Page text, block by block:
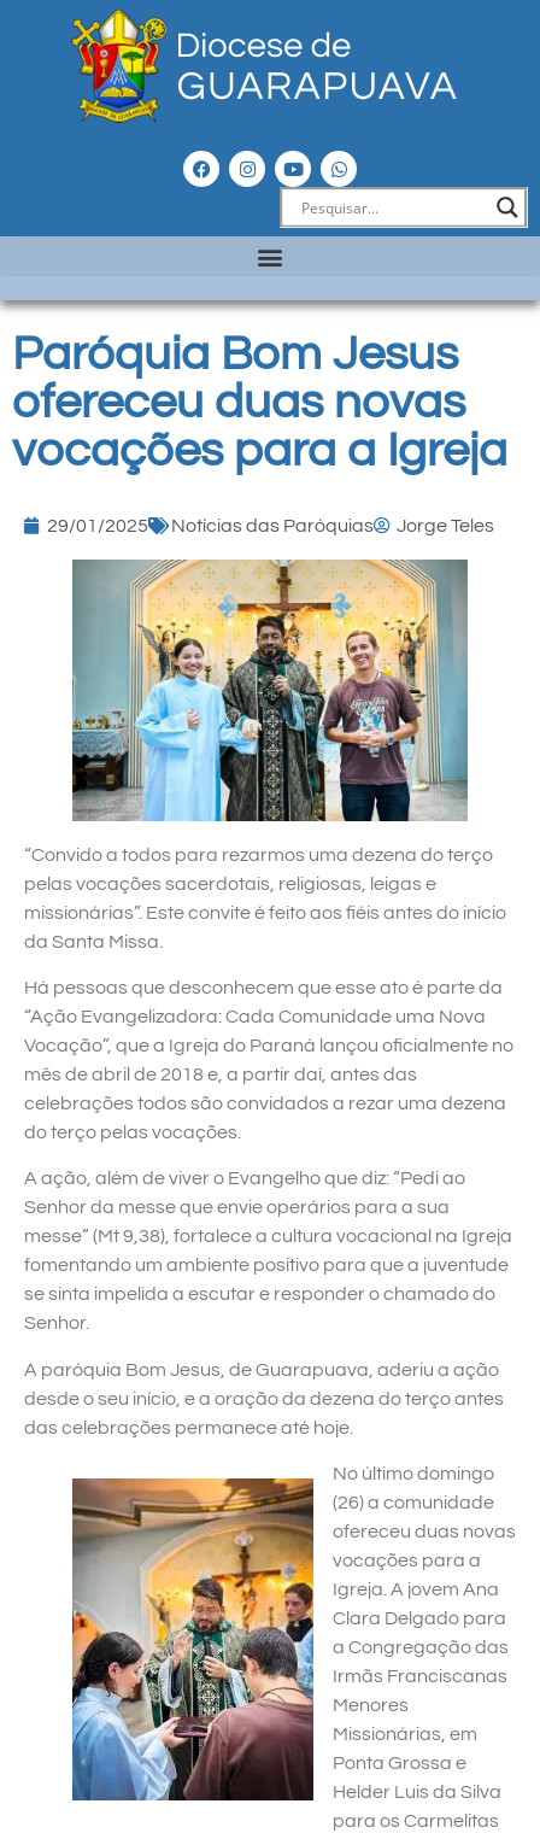
Paróquia Bom Jesus
ofereceu duas novas
vocações para a Igreja
29/01/2025 Notícias das Paróquias Jorge Teles
“Convido a todos para rezarmos uma dezena do terço
pelas vocações sacerdotais, religiosas, leigas e
missionárias”. Este convite é feito aos fiéis antes do início
da Santa Missa.
Há pessoas que desconhecem que esse ato é parte da
“Ação Evangelizadora: Cada Comunidade uma Nova
Vocação”, que a Igreja do Paraná lançou oficialmente no
mês de abril de 2018 e, a partir daí, antes das
celebrações todos são convidados a rezar uma dezena
do terço pelas vocações.
A ação, além de viver o Evangelho que diz: “Pedi ao
Senhor da messe que envie operários para a sua
messe” (Mt 9,38), fortalece a cultura vocacional na Igreja
fomentando um ambiente positivo para que a juventude
se sinta impelida a escutar e responder o chamado do
Senhor.
A paróquia Bom Jesus, de Guarapuava, aderiu a ação
desde o seu início, e a oração da dezena do terço antes
das celebrações permanece até hoje.
No último domingo
(26) a comunidade
ofereceu duas novas
vocações para a
Igreja. A jovem Ana
Clara Delgado para
a Congregação das
Irmãs Franciscanas
Menores
Missionárias, em
Ponta Grossa e
Helder Luis da Silva
para os Carmelitas